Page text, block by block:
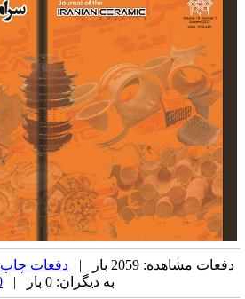
دفعات مشاهده: 2059 بار | دفعات چاپ: 250 بار
به دیگران: 0 بار |